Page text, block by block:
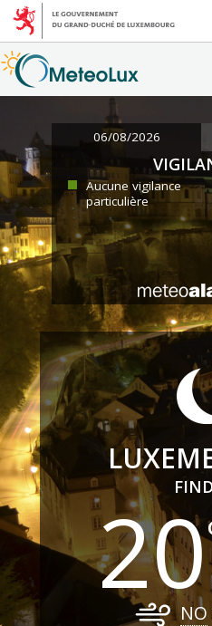
06/08/2026
Aucune vigilance
particulière
20
NO